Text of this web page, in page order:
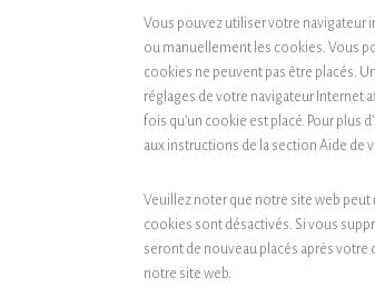
Vous pouvez utiliser votre
ou manuellement les cookies. Vous
cookies ne peuvent pas être placés.
réglages de votre navigateur Internet
fois qu’un cookie est placé. Pour plus
aux instructions de la section Aide de
Veuillez noter que notre site web
cookies sont désactivés. Si vous
seront de nouveau placés après
notre site web.